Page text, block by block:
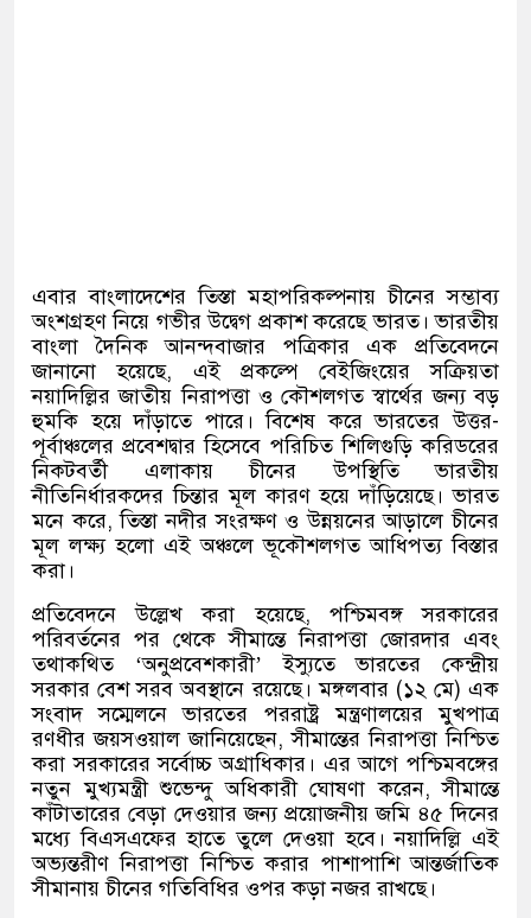
এবার বাংলাদেশের তিস্তা মহাপরিকল্পনায় চীনের সম্ভাব্য
অংশগ্রহণ নিয়ে গভীর উদ্বেগ প্রকাশ করেছে ভারত। ভারতীয়
বাংলা দৈনিক আনন্দবাজার পত্রিকার এক প্রতিবেদনে
জানানো হয়েছে, এই প্রকল্পে বেইজিংয়ের সক্রিয়তা
নয়াদিল্লির জাতীয় নিরাপত্তা ও কৌশলগত স্বার্থের জন্য বড়
হুমকি হয়ে দাঁড়াতে পারে। বিশেষ করে ভারতের উত্তর-
পূর্বাঞ্চলের প্রবেশদ্বার হিসেবে পরিচিত শিলিগুড়ি করিডরের
নিকটবর্তী এলাকায় চীনের উপস্থিতি ভারতীয়
নীতিনির্ধারকদের চিন্তার মূল কারণ হয়ে দাঁড়িয়েছে। ভারত
মনে করে, তিস্তা নদীর সংরক্ষণ ও উন্নয়নের আড়ালে চীনের
মূল লক্ষ্য হলো এই অঞ্চলে ভূকৌশলগত আধিপত্য বিস্তার
করা।
প্রতিবেদনে উল্লেখ করা হয়েছে, পশ্চিমবঙ্গ সরকারের
পরিবর্তনের পর থেকে সীমান্তে নিরাপত্তা জোরদার এবং
তথাকথিত ‘অনুপ্রবেশকারী’ ইস্যুতে ভারতের কেন্দ্রীয়
সরকার বেশ সরব অবস্থানে রয়েছে। মঙ্গলবার (১২ মে) এক
সংবাদ সম্মেলনে ভারতের পররাষ্ট্র মন্ত্রণালয়ের মুখপাত্র
রণধীর জয়সওয়াল জানিয়েছেন, সীমান্তের নিরাপত্তা নিশ্চিত
করা সরকারের সর্বোচ্চ অগ্রাধিকার। এর আগে পশ্চিমবঙ্গের
নতুন মুখ্যমন্ত্রী শুভেন্দু অধিকারী ঘোষণা করেন, সীমান্তে
কাঁটাতারের বেড়া দেওয়ার জন্য প্রয়োজনীয় জমি ৪৫ দিনের
মধ্যে বিএসএফের হাতে তুলে দেওয়া হবে। নয়াদিল্লি এই
অভ্যন্তরীণ নিরাপত্তা নিশ্চিত করার পাশাপাশি আন্তর্জাতিক
সীমানায় চীনের গতিবিধির ওপর কড়া নজর রাখছে।